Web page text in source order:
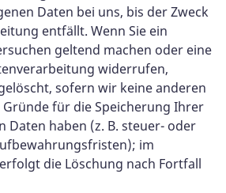
Daten bei uns, bis der Zweck
entfällt. Wenn Sie ein
geltend machen oder eine
widerrufen,
sofern wir keine anderen
für die Speicherung Ihrer
Daten haben (z. B. steuer- oder
im
die Löschung nach Fortfall